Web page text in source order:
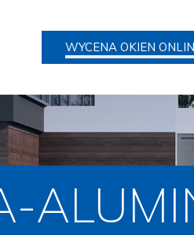
WYCENA OKIEN